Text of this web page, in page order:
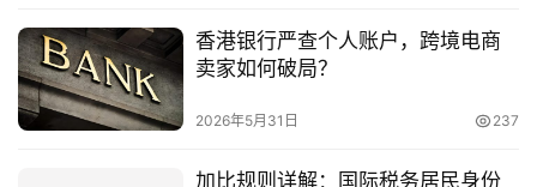
香港银行严查个人账户，跨境电商
卖家如何破局？
2026年5月31日 237
加比规则详解：国际税务居民身份